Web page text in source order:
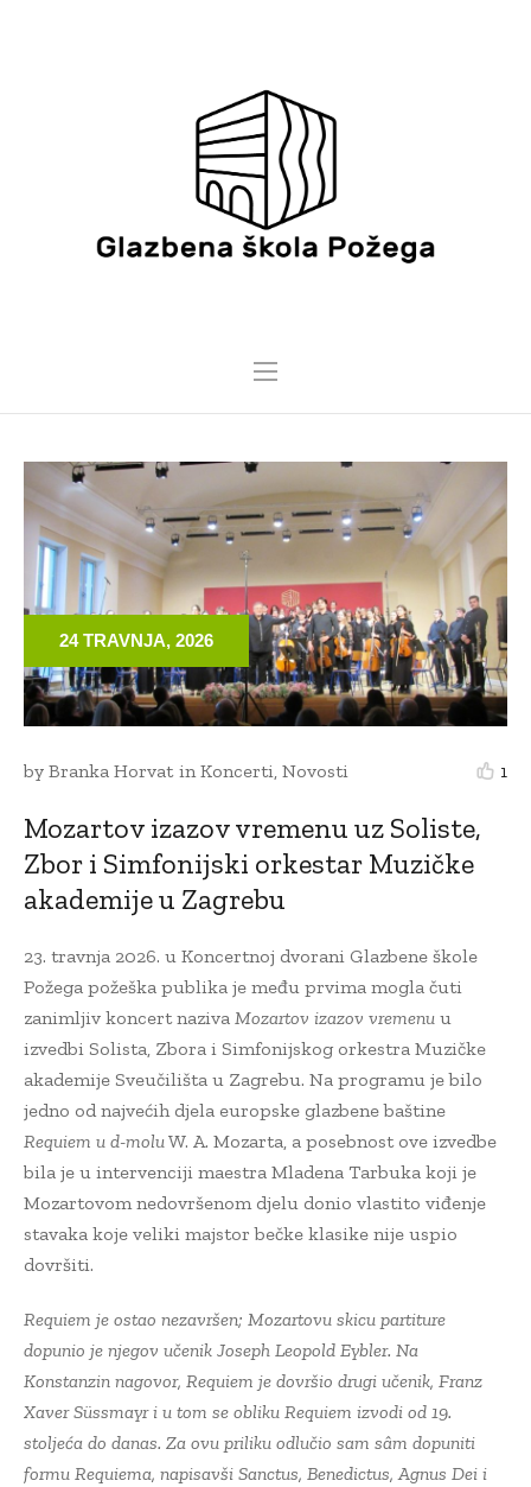
24 TRAVNJA, 2026
1
by Branka Horvat inKoncerti, Novosti
Mozartov izazov vremenu uz Soliste,
Zbor i Simfonijski orkestar Muzičke
akademije u Zagrebu
23. travnja 2026. u Koncertnoj dvorani Glazbene škole
Požega požeška publika je među prvima mogla čuti
zanimljiv koncert naziva Mozartov izazov vremenuu
izvedbi Solista, Zbora i Simfonijskog orkestra Muzičke
akademije Sveučilišta u Zagrebu. Na programu je bilo
jedno od najvećih djela europske glazbene baštine
Requiem u d-moluW. A. Mozarta, a posebnost ove izvedbe
bila je u intervenciji maestra Mladena Tarbuka koji je
Mozartovom nedovršenom djelu donio vlastito viđenje
stavaka koje veliki majstor bečke klasike nije uspio
dovršiti.
Requiem je ostao nezavršen; Mozartovu skicu partiture
dopunio je njegov učenik Joseph Leopold Eybler. Na
Konstanzin nagovor, Requiem je dovršio drugi učenik, Franz
Xaver Süssmayr i u tom se obliku Requiem izvodi od 19.
stoljeća do danas. Za ovu priliku odlučio sam sâm dopuniti
formu Requiema, napisavši Sanctus, Benedictus, Agnus Dei i